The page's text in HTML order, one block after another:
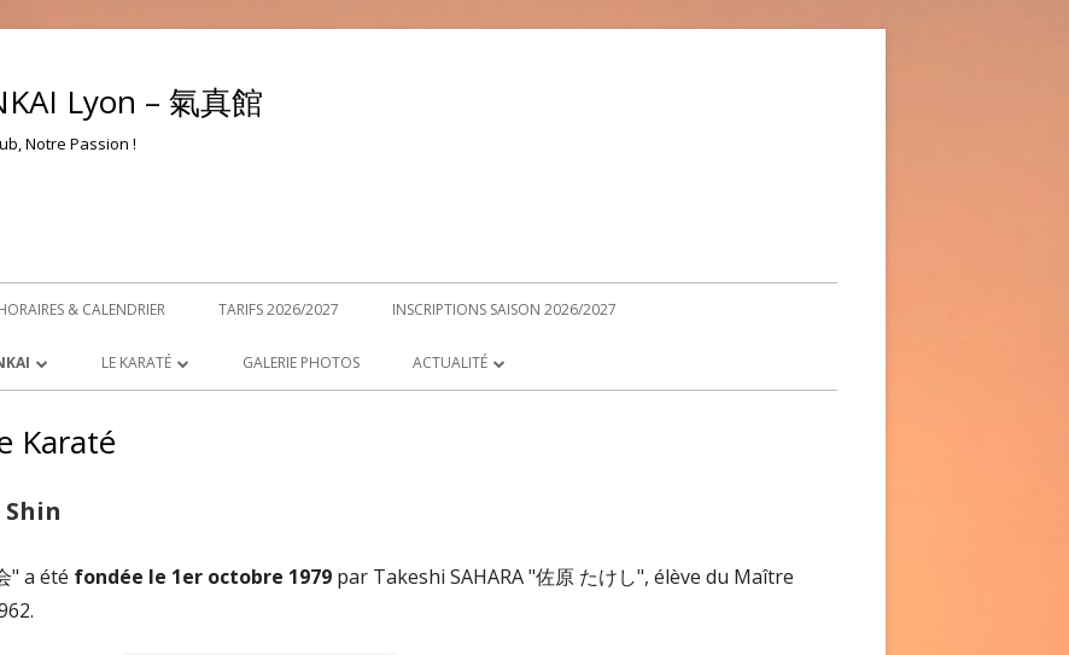
Lyon – 氣真館
Notre Passion !
& CALENDRIER TARIFS 2026/2027 INSCRIPTIONS SAISON 2026/2027
OBJECTIFS DU CLUB LYONNAIS
DU DOJO)
LE KARATÉ
HISTOIRE DU KARATÉ
GALERIE PHOTOS ACTUALITÉ
Karaté
" a été fondée le 1er octobre 1979 par Takeshi SAHARA "佐原 たけし", élève du Maître